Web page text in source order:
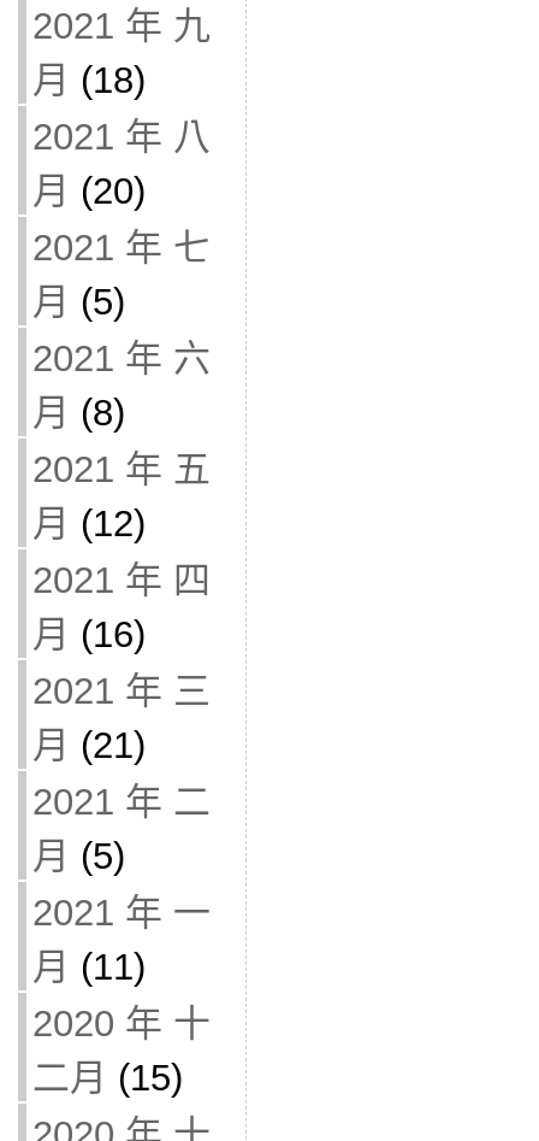
2021 年 九
月 (18)
2021 年 八
月 (20)
2021 年 七
月 (5)
2021 年 六
月 (8)
2021 年 五
月 (12)
2021 年 四
月 (16)
2021 年 三
月 (21)
2021 年 二
月 (5)
2021 年 一
月 (11)
2020 年 十
二月 (15)